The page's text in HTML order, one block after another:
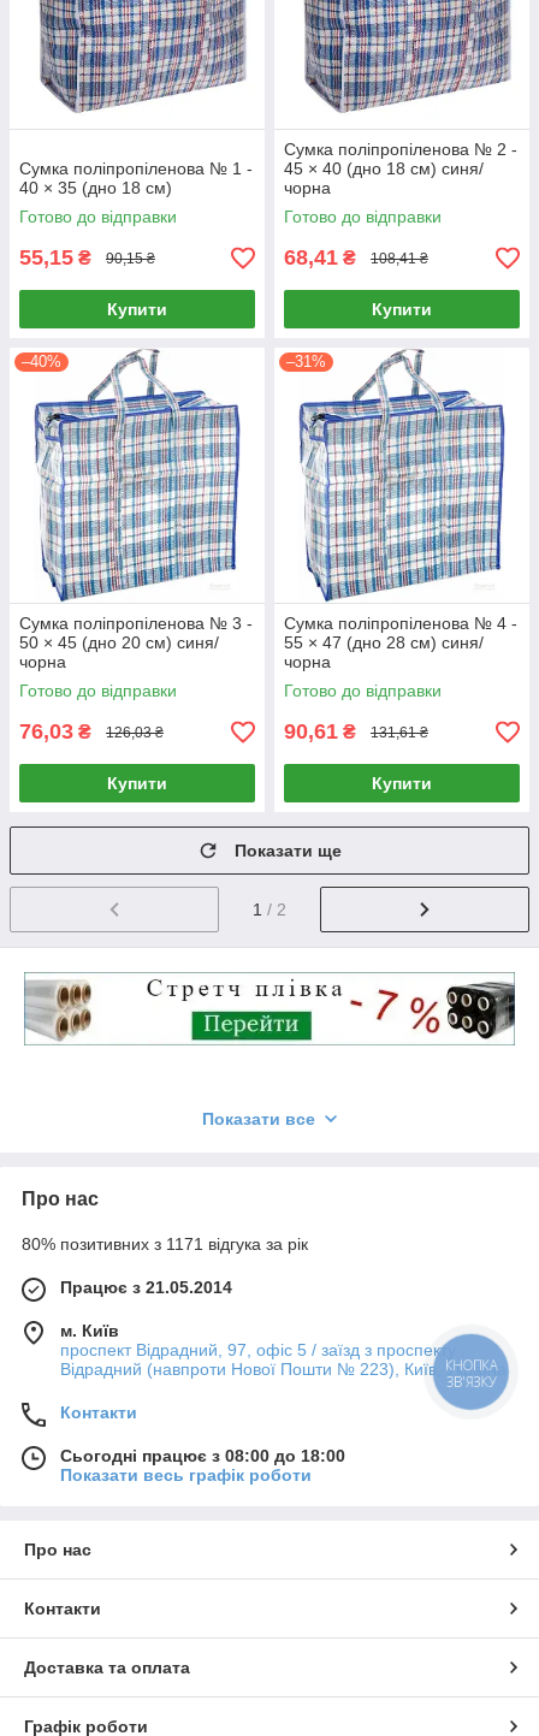
Сумка поліпропіленова № 1 -
40 × 35 (дно 18 см)
Готово до відправки
55,15 ₴ 90,15 ₴
Купити
Сумка поліпропіленова № 2 -
45 × 40 (дно 18 см) синя/
чорна
Готово до відправки
68,41 ₴ 108,41 ₴
Купити
–40%
Сумка поліпропіленова № 3 -
50 × 45 (дно 20 см) синя/
чорна
Готово до відправки
76,03 ₴ 126,03 ₴
Купити
–31%
Сумка поліпропіленова № 4 -
55 × 47 (дно 28 см) синя/
чорна
Готово до відправки
90,61 ₴ 131,61 ₴
Купити
Показати ще
1 / 2
Показати все
Про нас
80% позитивних з 1171 відгука за рік
Працює з 21.05.2014
м. Київ
проспект Відрадний, 97, офіс 5 / заїзд з проспекту
Відрадний (навпроти Нової Пошти № 223), Київ, Україна
Контакти
Сьогодні працює з 08:00 до 18:00
Показати весь графік роботи
Про нас
Контакти
Доставка та оплата
Графік роботи